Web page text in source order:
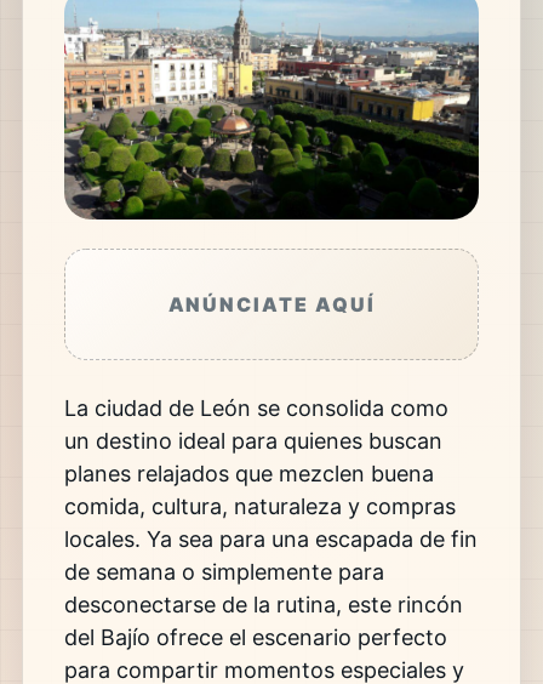
ANÚNCIATE AQUÍ
La ciudad de León se consolida como
un destino ideal para quienes buscan
planes relajados que mezclen buena
comida, cultura, naturaleza y compras
locales. Ya sea para una escapada de fin
de semana o simplemente para
desconectarse de la rutina, este rincón
del Bajío ofrece el escenario perfecto
para compartir momentos especiales y